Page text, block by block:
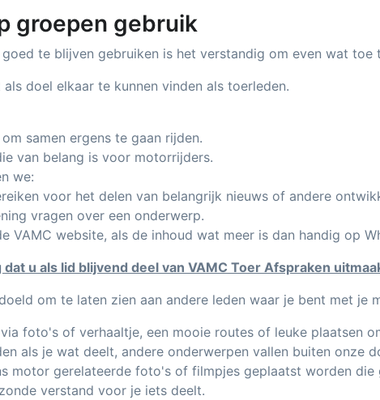
groepen gebruik
te blijven gebruiken is het verstandig om even wat toe
als doel elkaar te kunnen vinden als toerleden.
samen ergens te gaan rijden.
van belang is voor motorrijders.
we:
voor het delen van belangrijk nieuws of andere
vragen over een onderwerp.
VAMC website, als de inhoud wat meer is dan handig op
dat u als lid blijvend deel van VAMC Toer Afspraken
om te laten zien aan andere leden waar je bent met je
foto's of verhaaltje, een mooie routes of leuke plaatsen
als je wat deelt, andere onderwerpen vallen buiten onze
motor gerelateerde foto's of filmpjes geplaatst worden
verstand voor je iets deelt.